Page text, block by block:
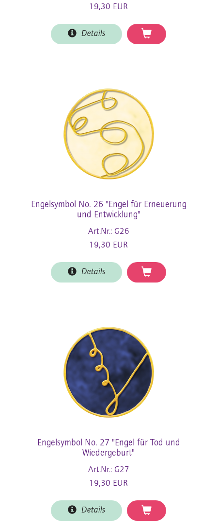
19,30 EUR
Details
Engelsymbol No. 26 "Engel für Erneuerung
und Entwicklung"
Art.Nr.: G26
19,30 EUR
Details
Engelsymbol No. 27 "Engel für Tod und
Wiedergeburt"
Art.Nr.: G27
19,30 EUR
Details